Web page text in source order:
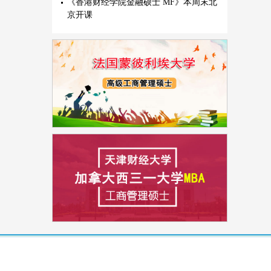
《香港财经学院金融硕士 MF》本周末北
京开课